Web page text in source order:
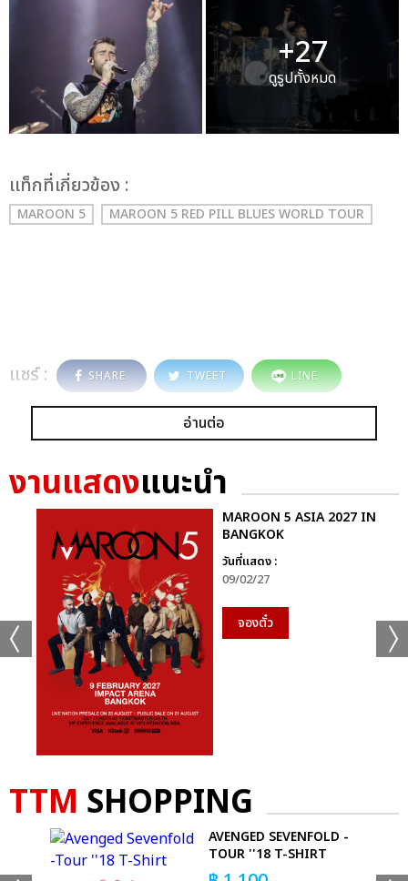
+27
ดูรูปทั้งหมด
เเท็กที่เกี่ยวข้อง :
MAROON 5 MAROON 5 RED PILL BLUES WORLD TOUR
แชร์ : SHARE TWEET LINE
อ่านต่อ
งานแสดงแนะนำ
MAROON 5 ASIA 2027 IN
BANGKOK
วันที่แสดง :
09/02/27
จองตั๋ว
TTM SHOPPING
AVENGED SEVENFOLD -
TOUR ''18 T-SHIRT